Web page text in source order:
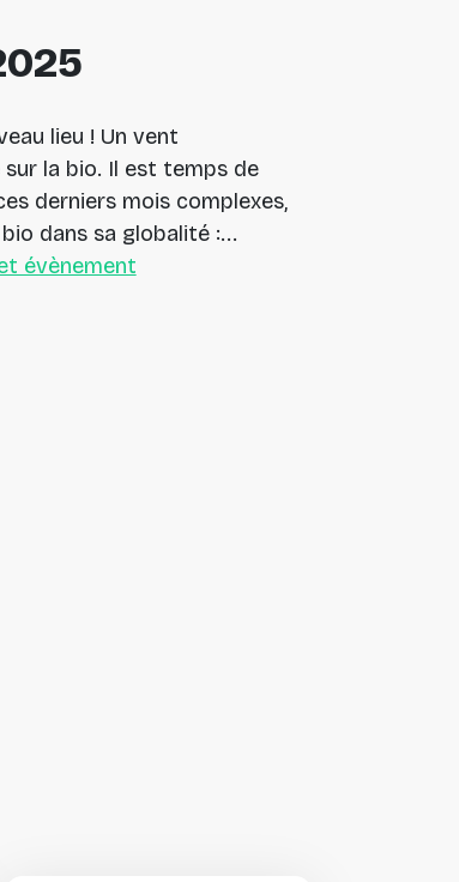
lieu ! Un vent
la bio. Il est temps de
derniers mois complexes,
dans sa globalité :...
évènement